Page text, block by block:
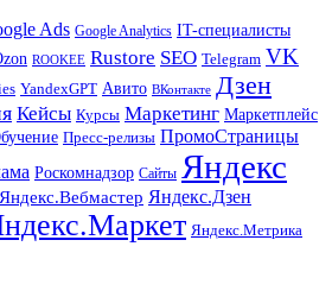
Ads Google Analytics IT-специалисты
ROOKEE Rustore SEO Telegram VK
YandexGPT Авито ВКонтакте Дзен
Кейсы Курсы Маркетинг Маркетплейс
Пресс-релизы ПромоСтраницы
Роскомнадзор Сайты Яндекс
Яндекс.Вебмастер Яндекс.Дзен
Яндекс.Метрика